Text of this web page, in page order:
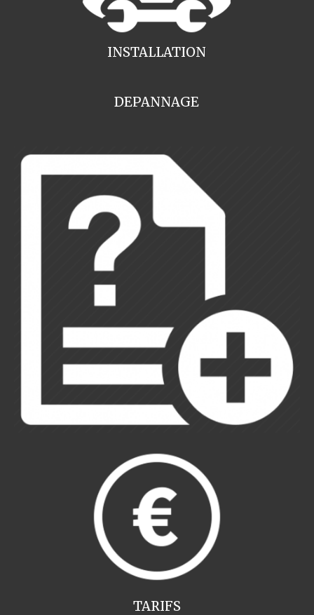
INSTALLATION
DEPANNAGE
TARIFS